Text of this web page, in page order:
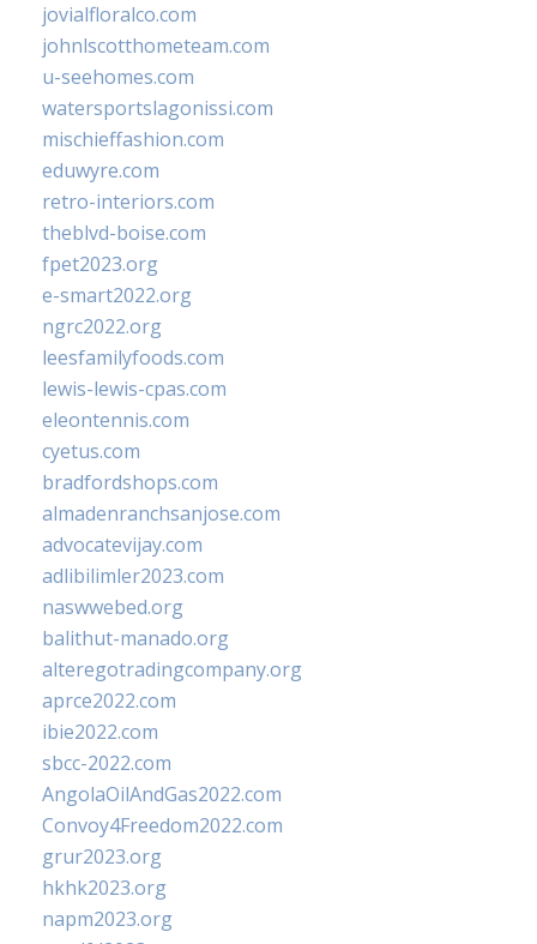
jovialfloralco.com
johnlscotthometeam.com
u-seehomes.com
watersportslagonissi.com
mischieffashion.com
eduwyre.com
retro-interiors.com
theblvd-boise.com
fpet2023.org
e-smart2022.org
ngrc2022.org
leesfamilyfoods.com
lewis-lewis-cpas.com
eleontennis.com
cyetus.com
bradfordshops.com
almadenranchsanjose.com
advocatevijay.com
adlibilimler2023.com
naswwebed.org
balithut-manado.org
alteregotradingcompany.org
aprce2022.com
ibie2022.com
sbcc-2022.com
AngolaOilAndGas2022.com
Convoy4Freedom2022.com
grur2023.org
hkhk2023.org
napm2023.org